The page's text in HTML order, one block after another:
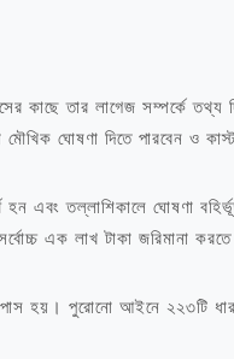
কাছে তার লাগেজ সম্পর্কে তথ্য
ঘোষণা দিতে পারবেন ও
এবং তল্লাশিকালে ঘোষণা
এক লাখ টাকা জরিমানা
হয়। পুরোনো আইনে ২২৩টি